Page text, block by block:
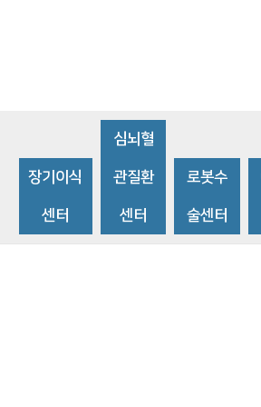
장기이식
센터
심뇌혈
관질환
센터
로봇수
술센터